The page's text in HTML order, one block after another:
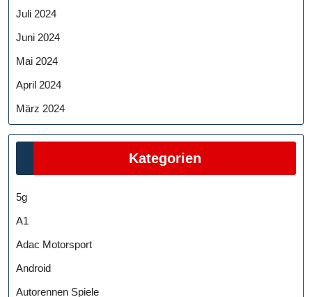
Juli 2024
Juni 2024
Mai 2024
April 2024
März 2024
Kategorien
5g
A1
Adac Motorsport
Android
Autorennen Spiele